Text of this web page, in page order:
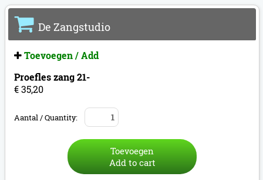
De Zangstudio
Toevoegen / Add
Proefles zang 21-
€ 35,20
Aantal / Quantity:
Toevoegen
Add to cart